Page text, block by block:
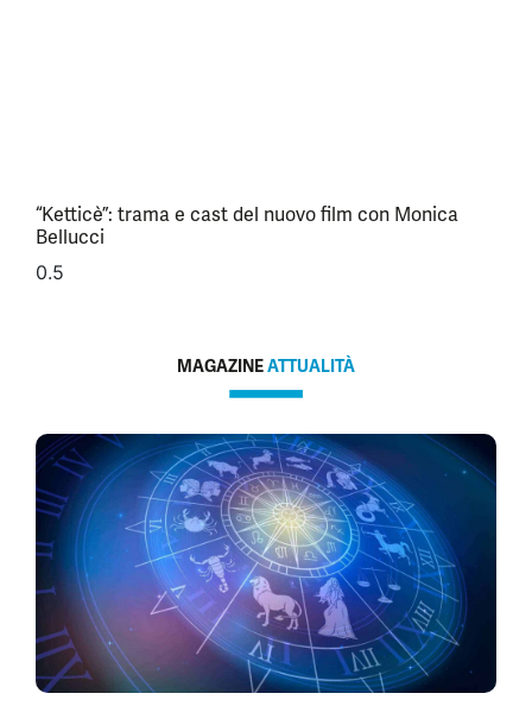
“Ketticè”: trama e cast del nuovo film con Monica
Bellucci
MAGAZINEATTUALITÀ